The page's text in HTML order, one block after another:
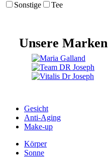
Sonstige
Tee
Unsere Marken
Gesicht
Anti-Aging
Make-up
Körper
Sonne